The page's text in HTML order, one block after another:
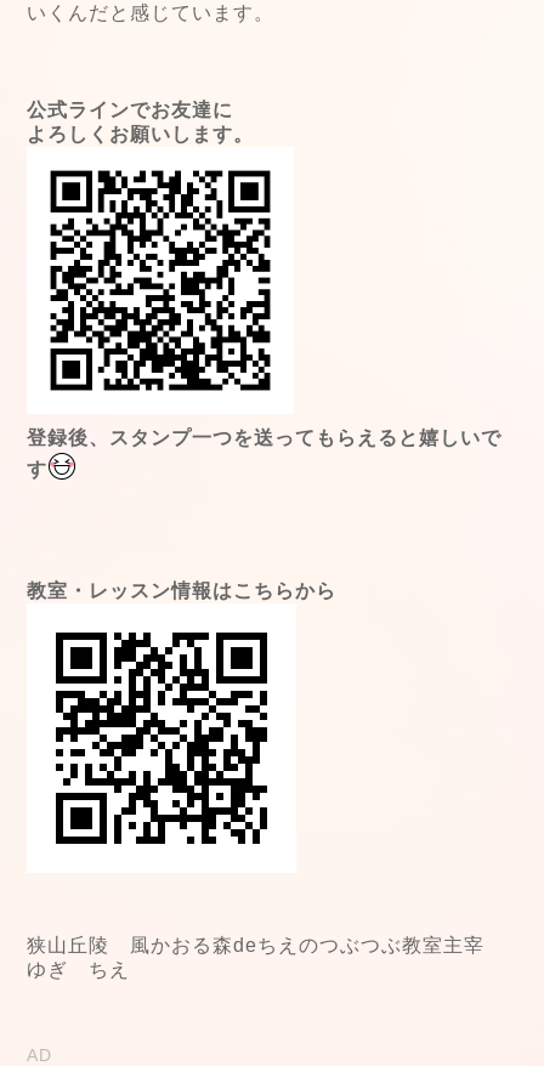
いくんだと感じています。
公式ラインでお友達に
よろしくお願いします。
登録後、スタンプ一つを送ってもらえると嬉しいで
す
教室・レッスン情報はこちらから
狭山丘陵 風かおる森deちえのつぶつぶ教室主宰
ゆぎ ちえ
AD